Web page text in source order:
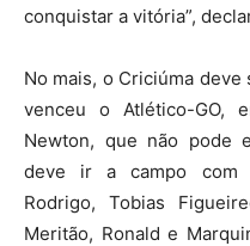
conquistar a vitória”,
No mais, o Criciúma
venceu o Atlético-GO,
Newton, que não pode
deve ir a campo com
Rodrigo, Tobias
Meritão, Ronald e